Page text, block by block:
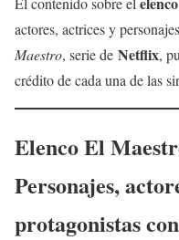
actores, actrices y
Maestro, serie de Netflix,
crédito de cada una de las
Elenco El
Personajes,
protagonistas